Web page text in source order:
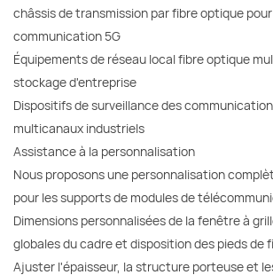
châssis de transmission par fibre optique
communication 5G
Équipements de réseau local fibre optique
stockage d'entreprise
Dispositifs de surveillance des
multicanaux industriels
Assistance à la personnalisation
Nous proposons une personnalisation
pour les supports de modules de
Dimensions personnalisées de la fenêtre à
globales du cadre et disposition des pieds de
Ajuster l'épaisseur, la structure porteuse et